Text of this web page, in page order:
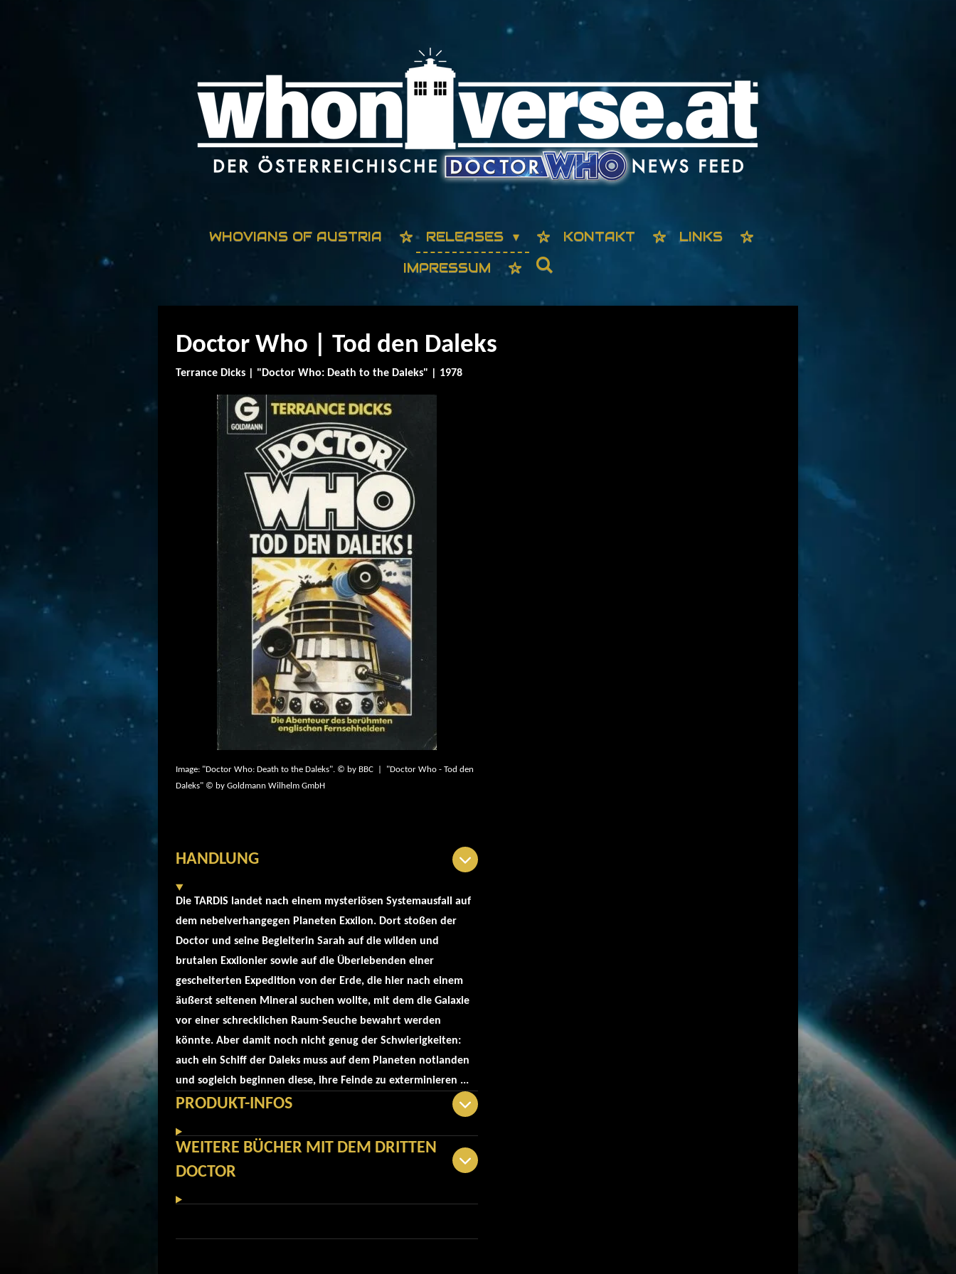
WHOVIANS OF AUSTRIA RELEASES KONTAKT
LINKS
IMPRESSUM
Doctor Who | Tod den Daleks
Terrance Dicks | "Doctor Who: Death to the Daleks" | 1978
Image: "Doctor Who: Death to the Daleks". © by BBC | "Doctor Who - Tod den
Daleks" © by Goldmann Wilhelm GmbH
HANDLUNG
Die TARDIS landet nach einem mysteriösen Systemausfall auf
dem nebelverhangegen Planeten Exxilon. Dort stoßen der
Doctor und seine Begleiterin Sarah auf die wilden und
brutalen Exxilonier sowie auf die Überlebenden einer
gescheiterten Expedition von der Erde, die hier nach einem
äußerst seltenen Mineral suchen wollte, mit dem die Galaxie
vor einer schrecklichen Raum-Seuche bewahrt werden
könnte. Aber damit noch nicht genug der Schwierigkeiten:
auch ein Schiff der Daleks muss auf dem Planeten notlanden
und sogleich beginnen diese, ihre Feinde zu exterminieren ...
PRODUKT-INFOS
WEITERE BÜCHER MIT DEM DRITTEN
DOCTOR